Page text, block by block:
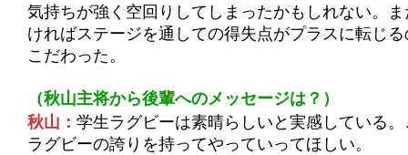
気持ちが強く空回りしてしまったかもしれない。
ければステージを通しての得失点がプラスに転じ
こだわった。
（秋山主将から後輩へのメッセージは？）
秋山： 学生ラグビーは素晴らしいと実感している
ラグビーの誇りを持ってやっていってほしい。